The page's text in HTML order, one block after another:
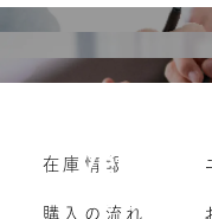
購入の流れ
よくいただく
Vehicle
車両買い取り
在庫情報
購入の流れ